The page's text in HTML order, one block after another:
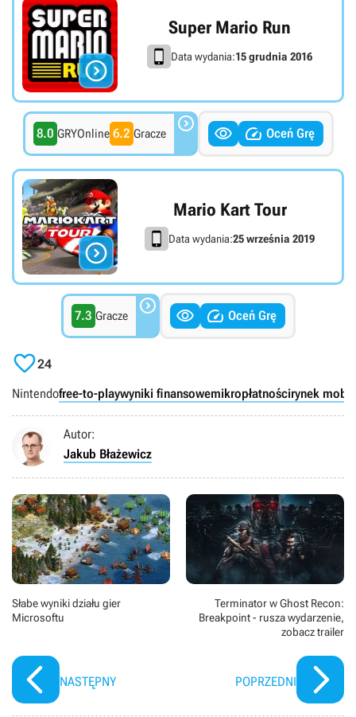

Super Mario Run
Data wydania:15 grudnia 2016
8.0 GRYOnline 6.2 Gracze    Oceń Grę

Mario Kart Tour
Data wydania:25 września 2019
7.3 Gracze    Oceń Grę
24
Nintendofree-to-playwyniki finansowemikropłatnościrynek
Autor:
Jakub Błażewicz
Słabe wyniki działu gier
Microsoftu
NASTĘPNY
Terminator w Ghost Recon:
Breakpoint - rusza wydarzenie,
zobacz trailer
POPRZEDNI